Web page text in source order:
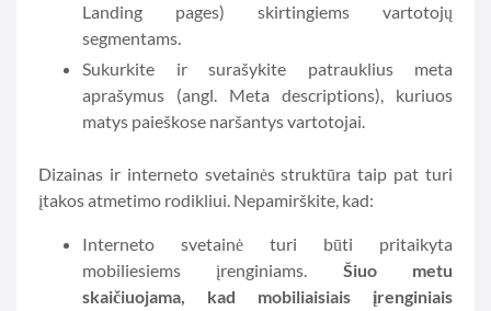
Landing pages) skirtingiems vartotojų
segmentams.
Sukurkite ir surašykite patrauklius meta
aprašymus (angl. Meta descriptions), kuriuos
matys paieškose naršantys vartotojai.
Dizainas ir interneto svetainės struktūra taip pat turi
įtakos atmetimo rodikliui. Nepamirškite, kad:
Interneto svetainė turi būti pritaikyta
mobiliesiems įrenginiams. Šiuo metu
skaičiuojama, kad mobiliaisiais įrenginiais